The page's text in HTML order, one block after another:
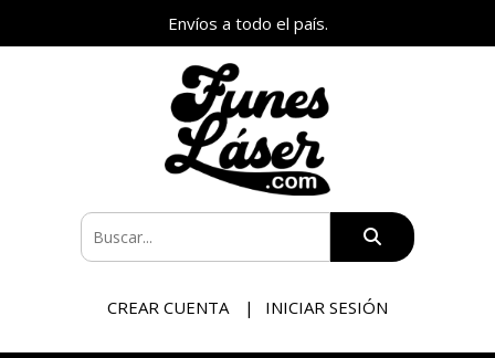
Envíos a todo el país.
CREAR CUENTA INICIAR SESIÓN